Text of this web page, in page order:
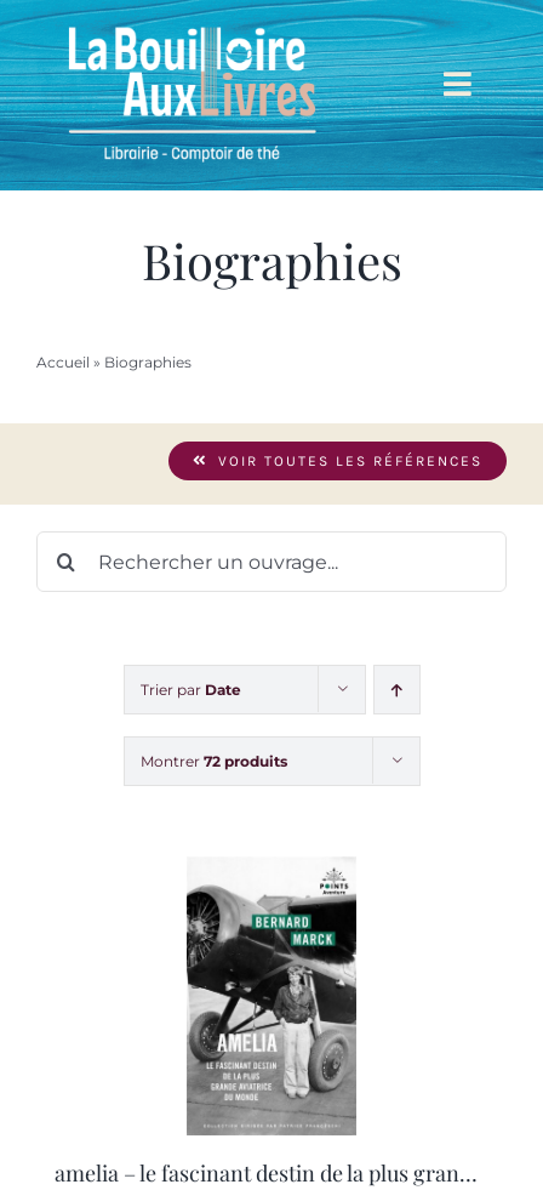
Passer
au
contenu
Accueil
Mon panier
Biographies
Accueil » Biographies
VOIR TOUTES LES RÉFÉRENCES
Trier par Date
Montrer 72 produits
amelia – le fascinant destin de la plus grande aviatrice du monde – nouvelle edition